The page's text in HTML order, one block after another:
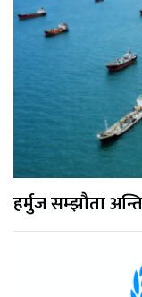
हर्मुज सम्झौता